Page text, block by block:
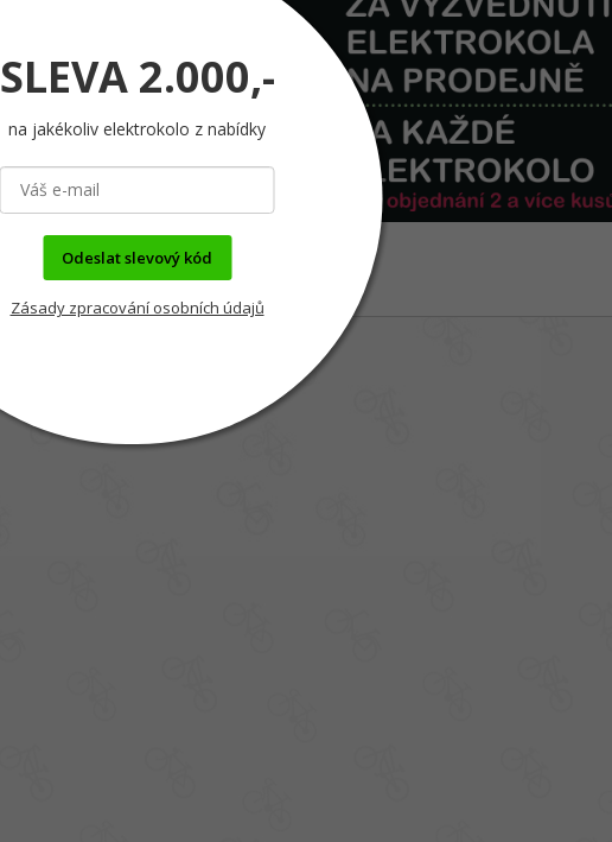
SLEVA 2.000,-
na jakékoliv elektrokolo z nabídky
Odeslat slevový kód
Zásady zpracování osobních údajů